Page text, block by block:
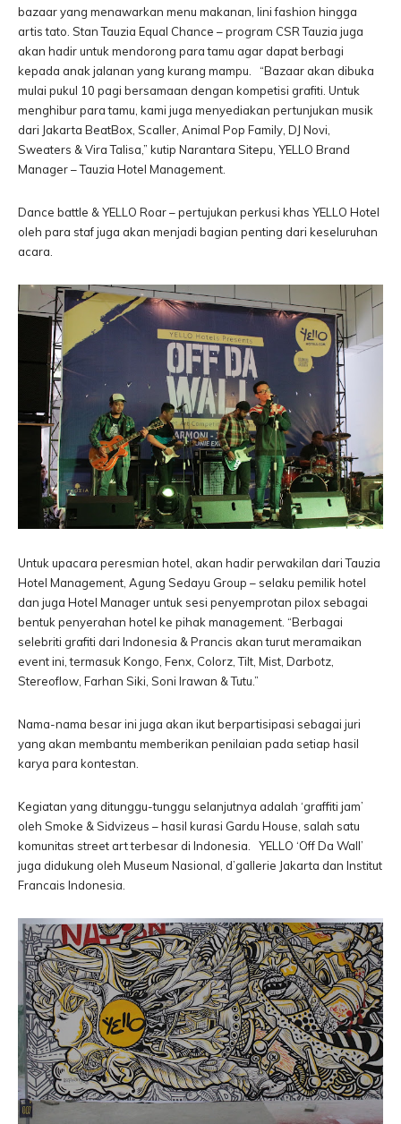
bazaar yang menawarkan menu makanan, lini fashion hingga
artis tato. Stan Tauzia Equal Chance – program CSR Tauzia juga
akan hadir untuk mendorong para tamu agar dapat berbagi
kepada anak jalanan yang kurang mampu. “Bazaar akan dibuka
mulai pukul 10 pagi bersamaan dengan kompetisi grafiti. Untuk
menghibur para tamu, kami juga menyediakan pertunjukan musik
dari Jakarta BeatBox, Scaller, Animal Pop Family, DJ Novi,
Sweaters & Vira Talisa,” kutip Narantara Sitepu, YELLO Brand
Manager – Tauzia Hotel Management.
Dance battle & YELLO Roar – pertujukan perkusi khas YELLO Hotel
oleh para staf juga akan menjadi bagian penting dari keseluruhan
acara.
Untuk upacara peresmian hotel, akan hadir perwakilan dari Tauzia
Hotel Management, Agung Sedayu Group – selaku pemilik hotel
dan juga Hotel Manager untuk sesi penyemprotan pilox sebagai
bentuk penyerahan hotel ke pihak management. “Berbagai
selebriti grafiti dari Indonesia & Prancis akan turut meramaikan
event ini, termasuk Kongo, Fenx, Colorz, Tilt, Mist, Darbotz,
Stereoflow, Farhan Siki, Soni Irawan & Tutu.”
Nama-nama besar ini juga akan ikut berpartisipasi sebagai juri
yang akan membantu memberikan penilaian pada setiap hasil
karya para kontestan.
Kegiatan yang ditunggu-tunggu selanjutnya adalah ‘graffiti jam’
oleh Smoke & Sidvizeus – hasil kurasi Gardu House, salah satu
komunitas street art terbesar di Indonesia. YELLO ‘Off Da Wall’
juga didukung oleh Museum Nasional, d’gallerie Jakarta dan Institut
Francais Indonesia.